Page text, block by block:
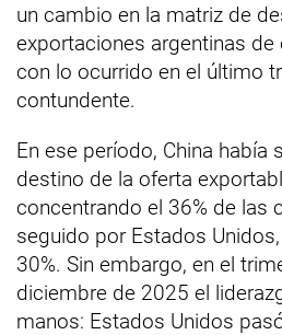
un cambio en la matriz de
exportaciones argentinas de
con lo ocurrido en el último
contundente.
En ese período, China había
destino de la oferta
concentrando el 36% de las
seguido por Estados
30%. Sin embargo, en el
diciembre de 2025 el
manos: Estados Unidos